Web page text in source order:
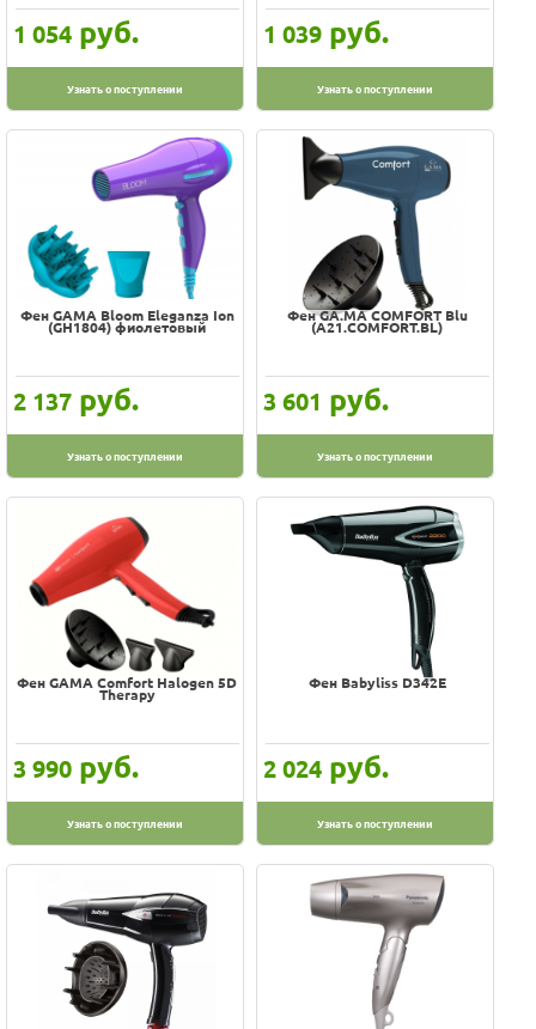
1 054 руб.
Узнать о поступлении
1 039 руб.
Узнать о поступлении
Фен GAMA Bloom Eleganza Ion
(GH1804) фиолетовый
2 137 руб.
Узнать о поступлении
Фен GA.MA COMFORT Blu
(A21.COMFORT.BL)
3 601 руб.
Узнать о поступлении
Фен GAMA Comfort Halogen 5D
Therapy
3 990 руб.
Узнать о поступлении
Фен Babyliss D342E
2 024 руб.
Узнать о поступлении